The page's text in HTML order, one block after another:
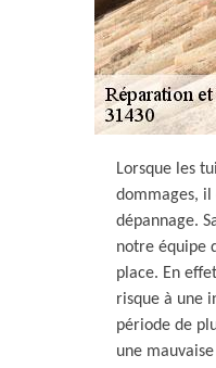
Lorsque les
dommages,
dépannage.
notre équipe
place. En
risque à une
période de
une